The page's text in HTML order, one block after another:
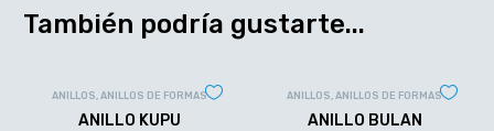
También podría gustarte...
ANILLOS, ANILLOS DE FORMAS
ANILLO KUPU
ANILLOS,ANILLOS DE FORMAS
ANILLO BULAN